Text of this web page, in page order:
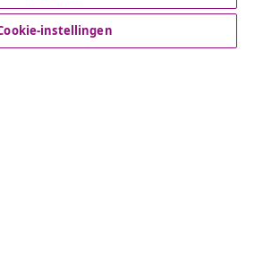
instellingen